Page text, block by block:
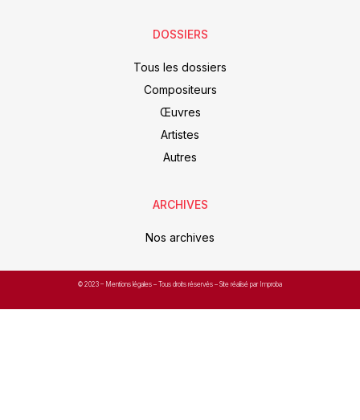
DOSSIERS
Tous les dossiers
Compositeurs
Œuvres
Artistes
Autres
ARCHIVES
Nos archives
© 2023 – Mentions légales – Tous droits réservés – Site réalisé par Improba